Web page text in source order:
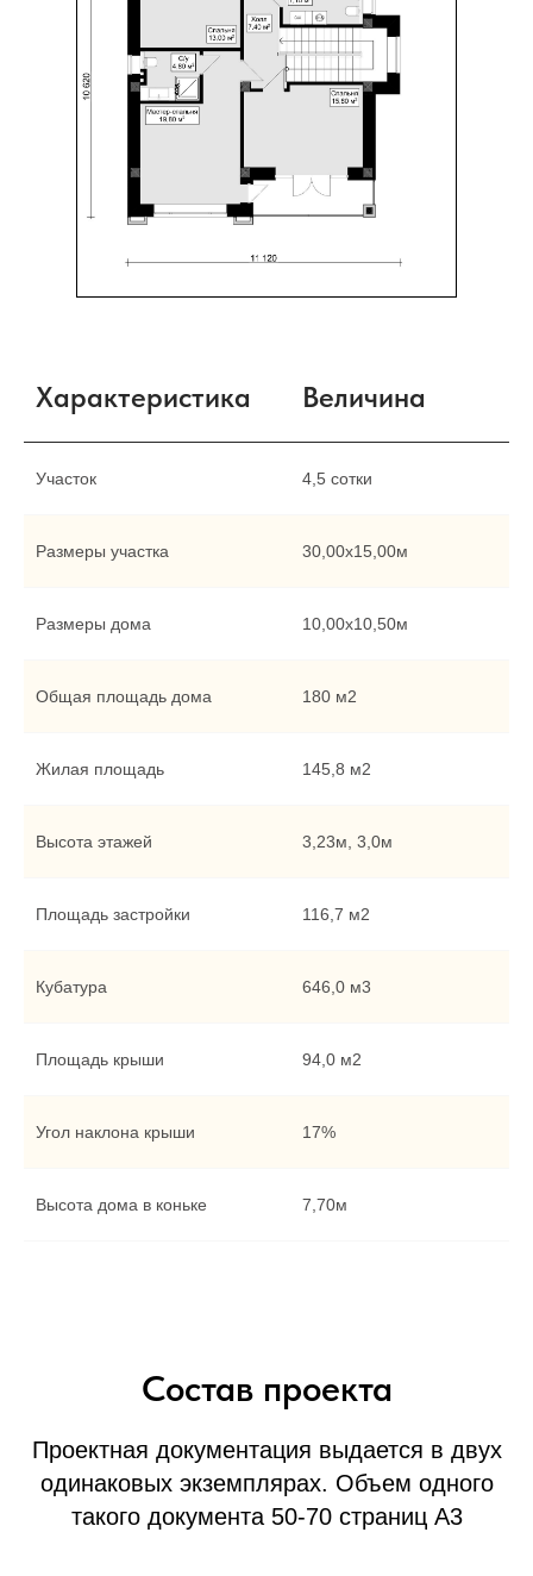
Характеристика Величина
Участок 4,5 сотки
Размеры участка 30,00х15,00м
Размеры дома 10,00х10,50м
Общая площадь дома 180 м2
Жилая площадь 145,8 м2
Высота этажей 3,23м, 3,0м
Площадь застройки 116,7 м2
Кубатура 646,0 м3
Площадь крыши 94,0 м2
Угол наклона крыши 17%
Высота дома в коньке 7,70м
Состав проекта
Проектная документация выдается в двух
одинаковых экземплярах. Объем одного
такого документа 50-70 страниц A3